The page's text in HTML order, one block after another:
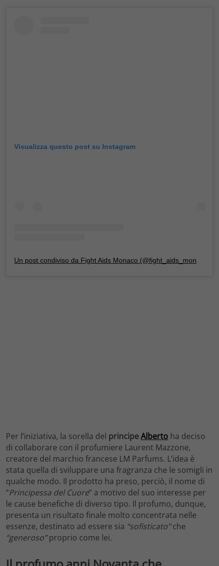
Visualizza questo post su Instagram
Per l’iniziativa, la sorella del principeAlberto ha deciso
di collaborare con il profumiere Laurent Mazzone,
creatore del marchio francese LM Parfums. L’idea è
stata quella di sviluppare una fragranza che le somigli in
qualche modo. Il prodotto ha preso, perciò, il nome di
“Principessa del Cuore” a motivo del suo interesse per
le cause benefiche di diverso tipo. Il profumo, dunque,
presenta un risultato finale molto concentrata nelle
essenze, destinato ad essere sia “sofisticato”che
“generoso”proprio come lei.